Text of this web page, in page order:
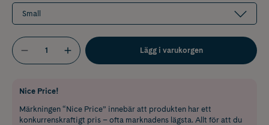
Small
Lägg i varukorgen
Nice Price!
Märkningen “Nice Price” innebär att produkten har ett
konkurrenskraftigt pris – ofta marknadens lägsta. Allt för att du